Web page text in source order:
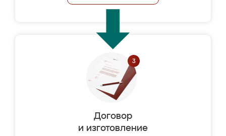
Договор
и изготовление